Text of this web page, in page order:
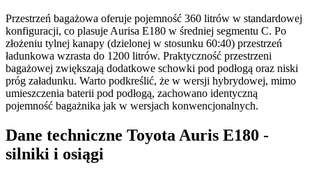
Przestrzeń bagażowa oferuje pojemność 360 litrów w standardowej
konfiguracji, co plasuje Aurisa E180 w średniej segmentu C. Po
złożeniu tylnej kanapy (dzielonej w stosunku 60:40) przestrzeń
ładunkowa wzrasta do 1200 litrów. Praktyczność przestrzeni
bagażowej zwiększają dodatkowe schowki pod podłogą oraz niski
próg załadunku. Warto podkreślić, że w wersji hybrydowej, mimo
umieszczenia baterii pod podłogą, zachowano identyczną
pojemność bagażnika jak w wersjach konwencjonalnych.
Dane techniczne Toyota Auris E180 -
silniki i osiągi